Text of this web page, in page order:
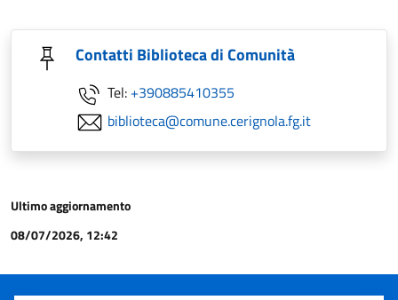
Contatti Biblioteca di Comunità
Tel: +390885410355
biblioteca@comune.cerignola.fg.it
Ultimo aggiornamento
08/07/2026, 12:42